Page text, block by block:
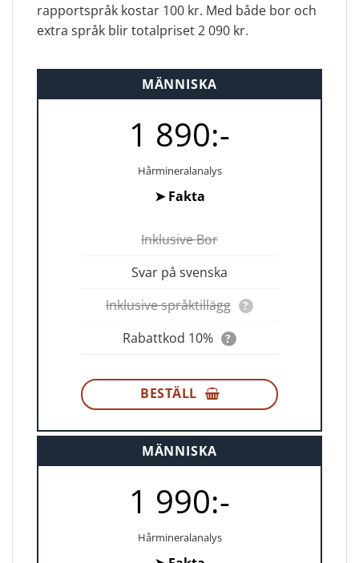
rapportspråk kostar 100 kr. Med både bor och
extra språk blir totalpriset 2 090 kr.
MÄNNISKA
1 890:-
Hårmineralanalys
➤Fakta
Inklusive Bor
Svar på svenska
Inklusive språktillägg
?
Rabattkod 10% ?
BESTÄLL
MÄNNISKA
1 990:-
Hårmineralanalys